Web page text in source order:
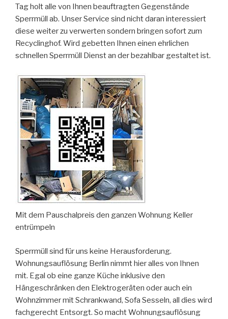
Tag holt alle von Ihnen beauftragten Gegenstände
Sperrmüll ab. Unser Service sind nicht daran interessiert
diese weiter zu verwerten sondern bringen sofort zum
Recyclinghof. Wird gebetten Ihnen einen ehrlichen
schnellen Sperrmüll Dienst an der bezahlbar gestaltet ist.
Mit dem Pauschalpreis den ganzen Wohnung Keller
entrümpeln
Sperrmüll sind für uns keine Herausforderung.
Wohnungsauflösung Berlin nimmt hier alles von Ihnen
mit. Egal ob eine ganze Küche inklusive den
Hängeschränken den Elektrogeräten oder auch ein
Wohnzimmer mit Schrankwand, Sofa Sesseln, all dies wird
fachgerecht Entsorgt. So macht Wohnungsauflösung